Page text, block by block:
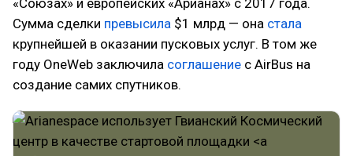
«Союзах» и европейских «Арианах» с 2017 года.
Сумма сделки превысила $1 млрд — она стала
крупнейшей в оказании пусковых услуг. В том же
году OneWeb заключила соглашение с AirBus на
создание самих спутников.